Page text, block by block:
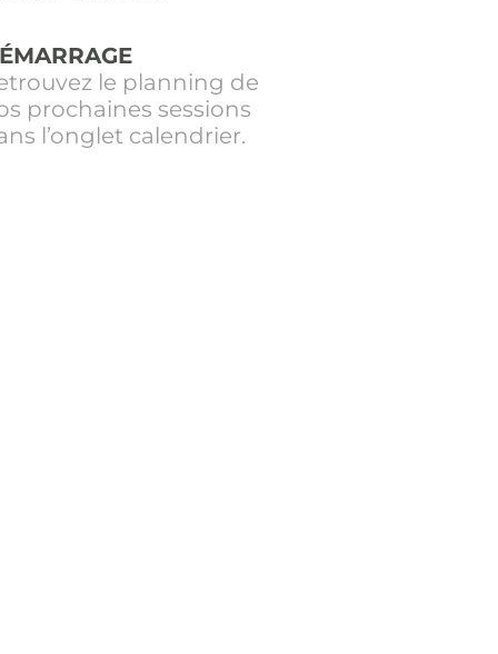
le planning de
prochaines sessions
l’onglet calendrier.